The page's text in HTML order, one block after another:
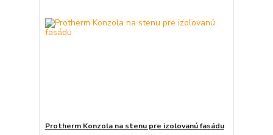
Protherm Konzola na stenu pre izolovanú fasádu